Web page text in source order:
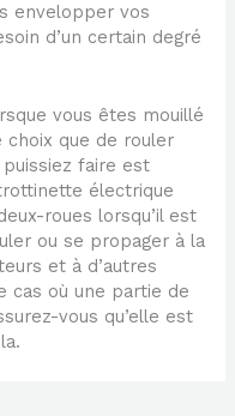
envelopper vos
d’un certain degré
vous êtes mouillé
choix que de rouler
faire est
électrique
roues lorsqu’il est
ou se propager à la
et à d’autres
cas où une partie de
vous qu’elle est